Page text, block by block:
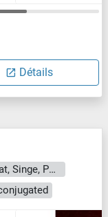
Détails
Reactivité: Humain, Souris, Rat, Singe, Porc